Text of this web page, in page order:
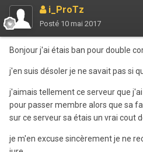
i_ProTz
Posté 10 mai 2017
Bonjour j'ai étais ban pour double
j'en suis désoler je ne savait pas si
j'aimais tellement ce serveur que
pour passer membre alors que sa
sur ce serveur sa étais un vrai cout
je m'en excuse sincèrement je ne